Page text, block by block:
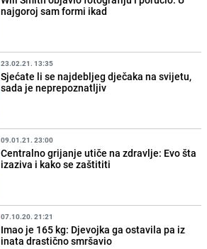
najgoroj sam formi ikad
23.02.21. 13:35
Sjećate li se najdebljeg dječaka na svijetu,
sada je neprepoznatljiv
09.01.21. 23:00
Centralno grijanje utiče na zdravlje: Evo šta
izaziva i kako se zaštititi
07.10.20. 21:21
Imao je 165 kg: Djevojka ga ostavila pa iz
inata drastično smršavio